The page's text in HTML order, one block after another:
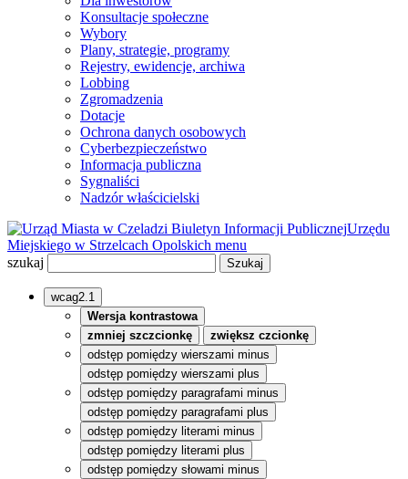
Konsultacje społeczne
Wybory
Plany, strategie, programy
Rejestry, ewidencje, archiwa
Lobbing
Zgromadzenia
Dotacje
Ochrona danych osobowych
Cyberbezpieczeństwo
Informacja publiczna
Sygnaliści
Nadzór właścicielski
Biuletyn Informacji PublicznejUrzędu
Miejskiego w Strzelcach Opolskich menu
szukaj
wcag2.1
Wersja kontrastowa
zmniej szczcionkę
zwiększ czcionkę
odstęp pomiędzy wierszami minus
odstęp pomiędzy wierszami plus
odstęp pomiędzy paragrafami minus
odstęp pomiędzy paragrafami plus
odstęp pomiędzy literami minus
odstęp pomiędzy literami plus
odstęp pomiędzy słowami minus